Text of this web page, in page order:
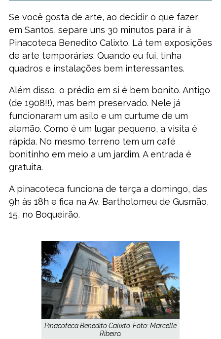
Se você gosta de arte, ao decidir o que fazer
em Santos, separe uns 30 minutos para ir à
Pinacoteca Benedito Calixto. Lá tem exposições
de arte temporárias. Quando eu fui, tinha
quadros e instalações bem interessantes.
Além disso, o prédio em si é bem bonito. Antigo
(de 1908!!), mas bem preservado. Nele já
funcionaram um asilo e um curtume de um
alemão. Como é um lugar pequeno, a visita é
rápida. No mesmo terreno tem um café
bonitinho em meio a um jardim. A entrada é
gratuita.
A pinacoteca funciona de terça a domingo, das
9h às 18h e fica na Av. Bartholomeu de Gusmão,
15, no Boqueirão.
Pinacoteca Benedito Calixto. Foto: Marcelle
Ribeiro.